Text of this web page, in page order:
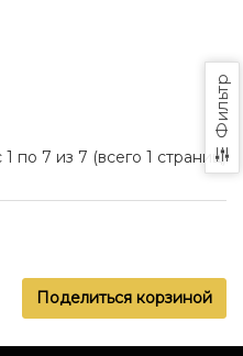
Фильтр
по 7 из 7 (всего 1 страниц)
Поделиться корзиной